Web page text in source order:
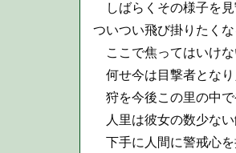
しばらくその様子を見
ついつい飛び掛りたく
ここで焦ってはいけな
何せ今は目撃者となり
狩を今後この里の中
人里は彼女の数少ない
下手に人間に警戒心を